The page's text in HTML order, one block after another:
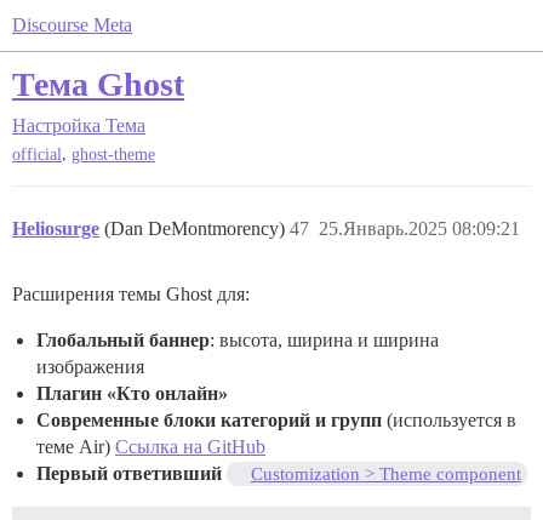
Discourse Meta
Тема Ghost
Настройка Тема
official, ghost-theme
Heliosurge (Dan DeMontmorency) 25.Январь.2025 08:09:21
47
Расширения темы Ghost для:
Глобальный баннер: высота, ширина и ширина
изображения
Плагин «Кто онлайн»
Современные блоки категорий и групп (используется в
теме Air) Ссылка на GitHub
Первый ответивший
Customization > Theme component